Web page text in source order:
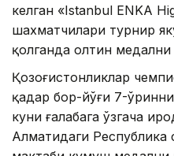
келган «Istanbul ENKA
шахматчилари турнир
қолганда олтин медални
Қозоғистонликлар
қадар бор-йўғи 7-ўринни
куни ғалабага ўзгача
Алматидаги Республика